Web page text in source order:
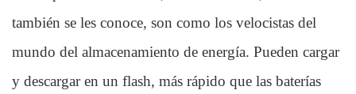
también se les conoce, son como los velocistas del
mundo del almacenamiento de energía. Pueden cargar
y descargar en un flash, más rápido que las baterías